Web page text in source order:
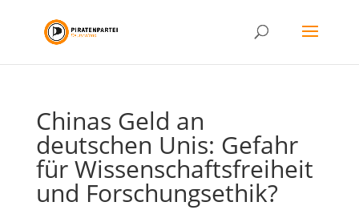
Chinas Geld an
deutschen Unis: Gefahr
für Wissenschaftsfreiheit
und Forschungsethik?